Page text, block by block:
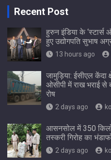
Recent Post
हुरुन इंडिया के
हुए उद्योगपति सुभाष
13 hours ago
जामुड़िया: ईसीएल केंदा
ओसीपी में राख भराई से
रोष
2 days ago
आसनसोल में 350 किलो
तस्करी गिरोह का
2 days ago